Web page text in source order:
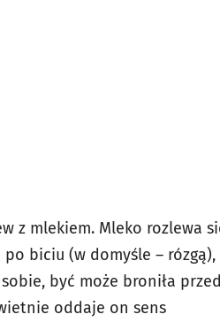
z mlekiem. Mleko rozlewa
biciu (w domyśle – rózgą),
być może broniła przed
oddaje on sens